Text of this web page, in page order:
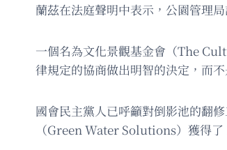
蘭茲在法庭聲明中表示，公園管理
一個名為文化景觀基金會（The
律規定的協商做出明智的決定，而
國會民主黨人已呼籲對倒影池的翻
（Green Water Solutions）獲得